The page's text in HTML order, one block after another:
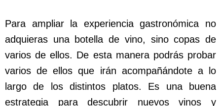
Para ampliar la experiencia gastronómica no
adquieras una botella de vino, sino copas de
varios de ellos. De esta manera podrás probar
varios de ellos que irán acompañándote a lo
largo de los distintos platos. Es una buena
estrategia para descubrir nuevos vinos y